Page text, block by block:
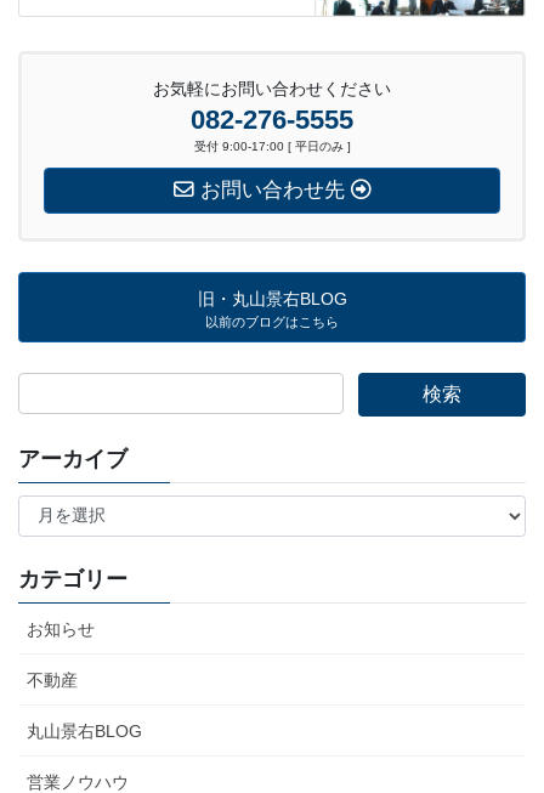
お気軽にお問い合わせください
082-276-5555
受付 9:00-17:00 [ 平日のみ ]
お問い合わせ先
旧・丸山景右BLOG
以前のブログはこちら
アーカイブ
ア
イ
カテゴリー
お知らせ
不動産
丸山景右BLOG
営業ノウハウ